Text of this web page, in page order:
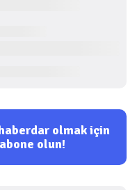
haberdar olmak için
olun!